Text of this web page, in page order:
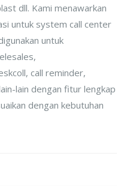
dll. Kami menawarkan
untuk system call center
untuk
call reminder,
lain dengan fitur lengkap
dengan kebutuhan